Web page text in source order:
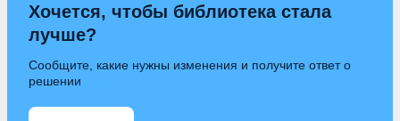
Хочется, чтобы библиотека стала
лучше?
Сообщите, какие нужны изменения и получите ответ о
решении